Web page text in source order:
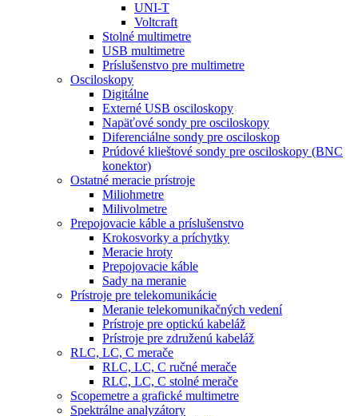
UNI-T
Voltcraft
Stolné multimetre
USB multimetre
Príslušenstvo pre multimetre
Osciloskopy
Digitálne
Externé USB osciloskopy
Napäťové sondy pre osciloskopy
Diferenciálne sondy pre osciloskop
Prúdové klieštové sondy pre osciloskopy (BNC
konektor)
Ostatné meracie prístroje
Miliohmetre
Milivolmetre
Prepojovacie káble a príslušenstvo
Krokosvorky a príchytky
Meracie hroty
Prepojovacie káble
Sady na meranie
Prístroje pre telekomunikácie
Meranie telekomunikačných vedení
Prístroje pre optickú kabeláž
Prístroje pre združenú kabeláž
RLC, LC, C merače
RLC, LC, C ručné merače
RLC, LC, C stolné merače
Scopemetre a grafické multimetre
Spektrálne analyzátory